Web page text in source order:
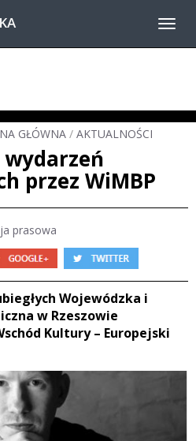
to read session data: user (path: ) in
GŁÓWNA / AKTUALNOŚCI
wydarzeń
przez WiMBP
prasowa
Wojewódzka i
w Rzeszowie
Kultury – Europejski